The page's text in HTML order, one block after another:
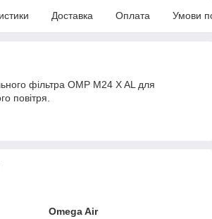
Доставка Оплата Умови
фільтра OMP M24 X AL для
повітря.
Omega Air